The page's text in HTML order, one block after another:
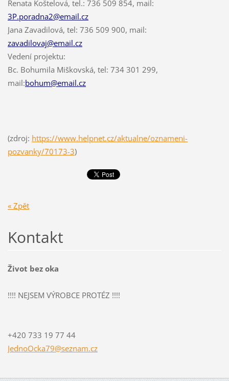
Renata Koštelová, tel.: 736 509 854, mail:
3P.poradna2@email.cz
Jana Zavadilová, tel: 736 509 900, mail:
zavadilovaj@email.cz
Vedení projektu:
Bc. Bohumila Miškovská, tel: 734 301 299,
mail:bohum@email.cz
(zdroj: https://www.helpnet.cz/aktualne/oznameni-
pozvanky/70173-3)
« Zpět
Kontakt
Život bez oka
!!!! NEJSEM VÝROBCE PROTÉZ !!!!
+420 733 19 77 44
JednoOcka79@seznam.cz